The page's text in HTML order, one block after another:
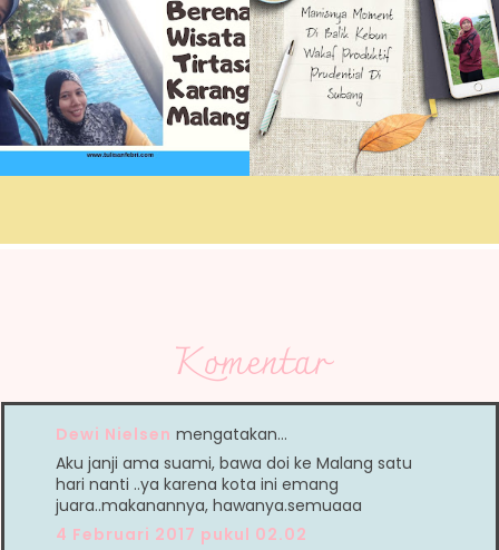
Komentar
Dewi Nielsen mengatakan…
Aku janji ama suami, bawa doi ke Malang satu
hari nanti ..ya karena kota ini emang
juara..makanannya, hawanya.semuaaa
4 Februari 2017 pukul 02.02